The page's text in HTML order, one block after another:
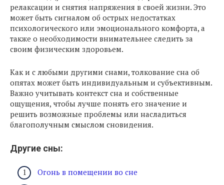
релаксации и снятия напряжения в своей жизни. Это
может быть сигналом об острых недостатках
психологического или эмоционального комфорта, а
также о необходимости внимательнее следить за
своим физическим здоровьем.
Как и с любыми другими снами, толкование сна об
опятах может быть индивидуальным и субъективным.
Важно учитывать контекст сна и собственные
ощущения, чтобы лучше понять его значение и
решить возможные проблемы или насладиться
благополучным смыслом сновидения.
Другие сны:
Огонь в помещении во сне